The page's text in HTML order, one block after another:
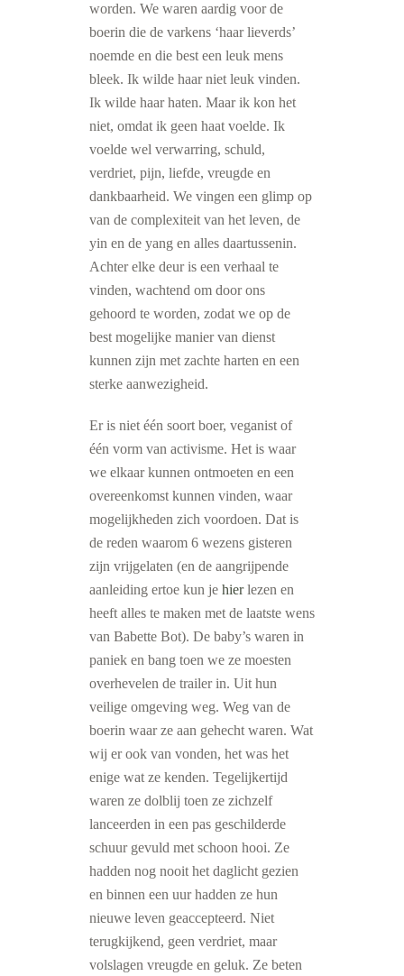
worden. We waren aardig voor de
boerin die de varkens ‘haar lieverds’
noemde en die best een leuk mens
bleek. Ik wilde haar niet leuk vinden.
Ik wilde haar haten. Maar ik kon het
niet, omdat ik geen haat voelde. Ik
voelde wel verwarring, schuld,
verdriet, pijn, liefde, vreugde en
dankbaarheid. We vingen een glimp op
van de complexiteit van het leven, de
yin en de yang en alles daartussenin.
Achter elke deur is een verhaal te
vinden, wachtend om door ons
gehoord te worden, zodat we op de
best mogelijke manier van dienst
kunnen zijn met zachte harten en een
sterke aanwezigheid.
Er is niet één soort boer, veganist of
één vorm van activisme. Het is waar
we elkaar kunnen ontmoeten en een
overeenkomst kunnen vinden, waar
mogelijkheden zich voordoen. Dat is
de reden waarom 6 wezens gisteren
zijn vrijgelaten (en de aangrijpende
aanleiding ertoe kun je hierlezen en
heeft alles te maken met de laatste wens
van Babette Bot). De baby’s waren in
paniek en bang toen we ze moesten
overhevelen de trailer in. Uit hun
veilige omgeving weg. Weg van de
boerin waar ze aan gehecht waren. Wat
wij er ook van vonden, het was het
enige wat ze kenden. Tegelijkertijd
waren ze dolblij toen ze zichzelf
lanceerden in een pas geschilderde
schuur gevuld met schoon hooi. Ze
hadden nog nooit het daglicht gezien
en binnen een uur hadden ze hun
nieuwe leven geaccepteerd. Niet
terugkijkend, geen verdriet, maar
volslagen vreugde en geluk. Ze beten